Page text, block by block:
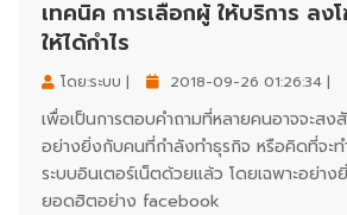
เทคนิค การเลือกผู้ ให้บริการ ล
ให้ได้กำไร
โดย:ระบบ | 2018-09-26 01:26:34 |
เพื่อเป็นการตอบคำถามที่หลายคนอาจจะสง
อย่างยิ่งกับคนที่กำลังทำธุรกิจ หรือคิดที่จะท
ระบบอินเตอร์เน็ตด้วยแล้ว โดยเฉพาะอย่าง
ยอดฮิตอย่าง facebook